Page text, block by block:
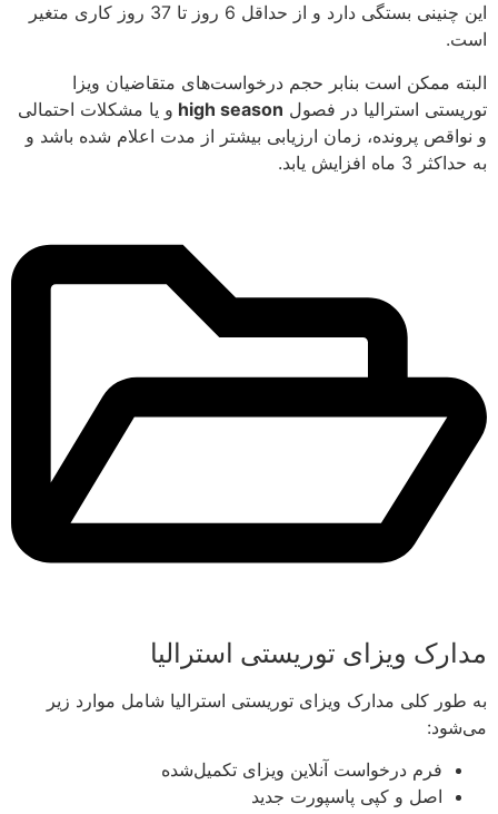
این چنینی بستگی دارد و از حداقل 6 روز تا 37 روز کاری متغیر
است.
البته ممکن است بنابر حجم درخواست‌های متقاضیان ویزا
توریستی استرالیا در فصول high season و یا مشکلات احتمالی
و نواقص پرونده، زمان ارزیابی بیشتر از مدت اعلام شده باشد و
به حداکثر 3 ماه افزایش یابد.
مدارک ویزای توریستی استرالیا
به طور کلی مدارک ویزای توریستی استرالیا شامل موارد زیر
می‌شود:
فرم درخواست آنلاین ویزای تکمیل‌شده
اصل و کپی پاسپورت جدید